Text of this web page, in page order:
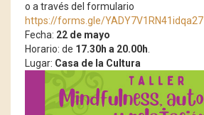
o a través del formulario
https://forms.gle/YADY7V1RN41idqa27
Fecha: 22 de mayo
Horario: de 17.30h a 20.00h
Lugar: Casa de la Cultura